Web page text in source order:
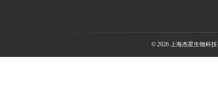
© 2026 上海杰星生物科